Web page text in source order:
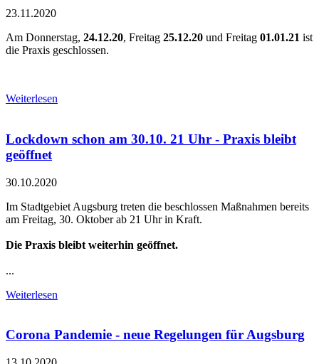
23.11.2020
Am Donnerstag, 24.12.20, Freitag 25.12.20 und Freitag 01.01.21 ist
die Praxis geschlossen.
Weiterlesen
Lockdown schon am 30.10. 21 Uhr - Praxis bleibt
geöffnet
30.10.2020
Im Stadtgebiet Augsburg treten die beschlossen Maßnahmen bereits
am Freitag, 30. Oktober ab 21 Uhr in Kraft.
Die Praxis bleibt weiterhin geöffnet.
...
Weiterlesen
Corona Pandemie - neue Regelungen für Augsburg